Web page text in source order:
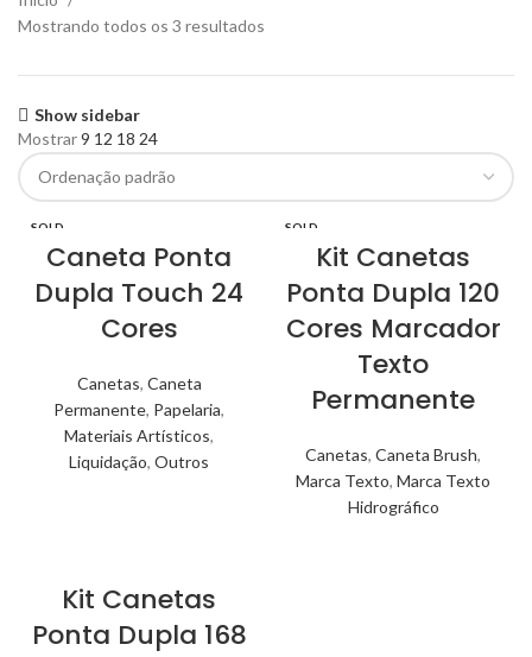
Mostrando todos os 3 resultados
Show sidebar
Mostrar9 12 18 24
SOLD
Caneta Ponta
Dupla Touch 24
Cores
Canetas, Caneta
Permanente, Papelaria,
Materiais Artísticos,
Liquidação, Outros
SOLD
Kit Canetas
Ponta Dupla 120
Cores Marcador
Texto
Permanente
Canetas, Caneta Brush,
Marca Texto, Marca Texto
Hidrográfico
Kit Canetas
Ponta Dupla 168